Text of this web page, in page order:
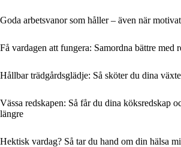
Goda arbetsvanor som håller – även när
Få vardagen att fungera: Samordna bättre med
Hållbar trädgårdsglädje: Så sköter du dina
Vässa redskapen: Så får du dina köksredskap
längre
Hektisk vardag? Så tar du hand om din hälsa